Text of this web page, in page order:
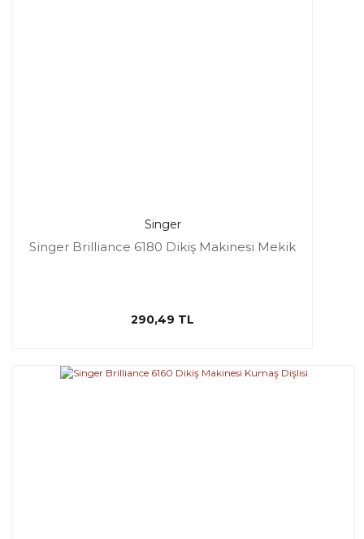
Singer
Singer Brilliance 6180 Dikiş Makinesi Mekik
290,49 TL